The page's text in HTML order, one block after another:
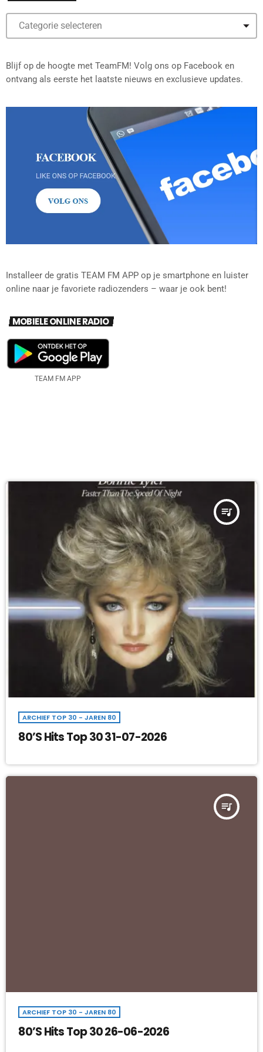
Blijf op de hoogte met TeamFM! Volg ons op Facebook en
ontvang als eerste het laatste nieuws en exclusieve updates.
Installeer de gratis TEAM FM APP op je smartphone en luister
online naar je favoriete radiozenders – waar je ook bent!
MOBIELE ONLINE RADIO
TEAM FM APP
queue_music
ARCHIEF TOP 30 - JAREN 80
80’S Hits Top 30 31-07-2026
queue_music
ARCHIEF TOP 30 - JAREN 80
80’S Hits Top 30 26-06-2026